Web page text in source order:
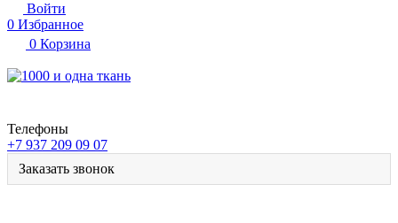
Войти
0 Избранное
0 Корзина
Телефоны
+7 937 209 09 07
Заказать звонок